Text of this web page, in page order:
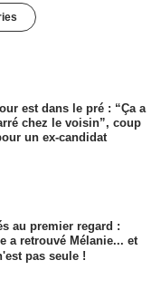
est dans le pré : “Ça a
chez le voisin”, coup
un ex-candidat
au premier regard :
a retrouvé Mélanie... et
pas seule !